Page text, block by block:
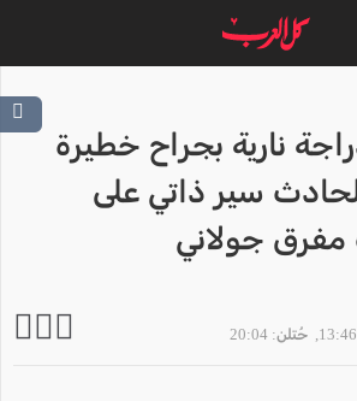
نارية بجراح خطيرة
سير ذاتي على
, حُتلن: 20:04